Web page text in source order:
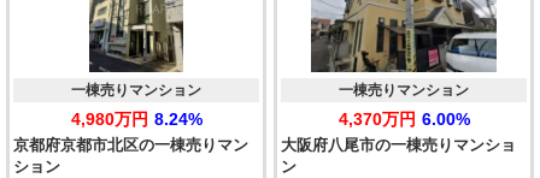
京都府京都市北区の一棟売りマン
ション
一棟売りマンション
4,980万円 8.24%
大阪府八尾市の一棟売りマンショ
ン
一棟売りマンション
4,370万円 6.00%